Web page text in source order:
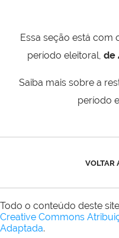
Essa seção está
período eleitoral, de
Saiba mais sobre a
período
VOLTAR
Todo o conteúdo deste
Creative Commons
Adaptada.